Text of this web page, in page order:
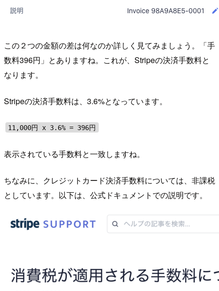
この２つの金額の差は何なのか詳しく見てみましょう。「手
数料396円」とありますね。これが、Stripeの決済手数料と
なります。
Stripeの決済手数料は、3.6%となっています。
11,000円 x 3.6% = 396円
表示されている手数料と一致しますね。
ちなみに、クレジットカード決済手数料については、非課税
としています。以下は、公式ドキュメントでの説明です。